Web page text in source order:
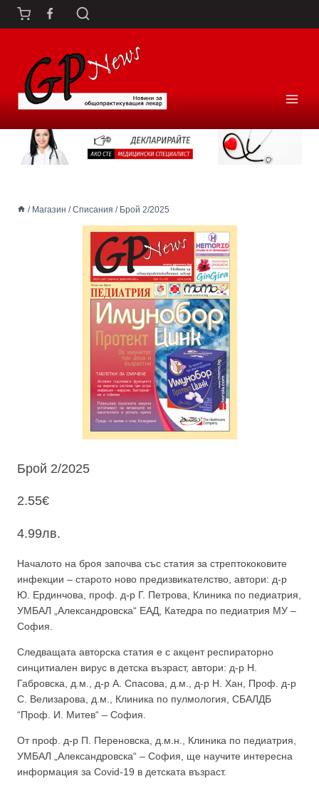
Към
съдържанието
/ Магазин / Списания / Брой 2/2025
Брой 2/2025
2.55€
4.99лв.
Началото на броя започва със статия за стрептококовите
инфекции – старото ново предизвикателство, автори: д-р
Ю. Ердинчова, проф. д-р Г. Петрова, Клиника по педиатрия,
УМБАЛ „Александровска“ ЕАД, Катедра по педиатрия МУ –
София.
Следващата авторска статия е с акцент респираторно
синцитиален вирус в детска възраст, автори: д-р Н.
Габровска, д.м., д-р А. Спасова, д.м., д-р Н. Хан, Проф. д-р
С. Велизарова, д.м., Клиника по пулмология, СБАЛДБ
“Проф. И. Митев“ – София.
От проф. д-р П. Переновска, д.м.н., Клиника по педиатрия,
УМБАЛ „Александровска“ – София, ще научите интересна
информация за Cоvid-19 в детската възраст.